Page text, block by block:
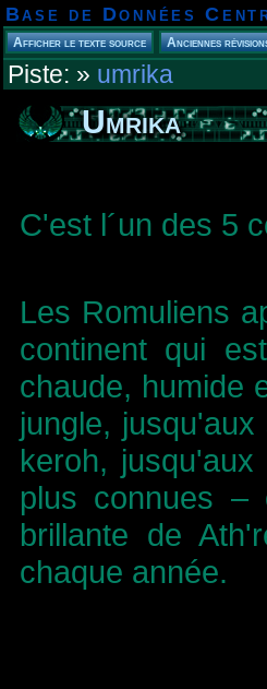
Base de Données
Piste: » umrika
Umrika
C'est l´un des 5
Les Romuliens
continent qui
chaude, humide
jungle,
keroh,
plus connues –
brillante de
chaque année.